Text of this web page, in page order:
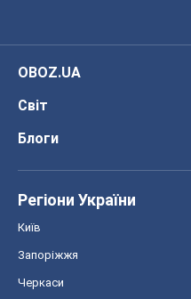
OBOZ.UA
Світ
Блоги
Регіони України
Київ
Запоріжжя
Черкаси